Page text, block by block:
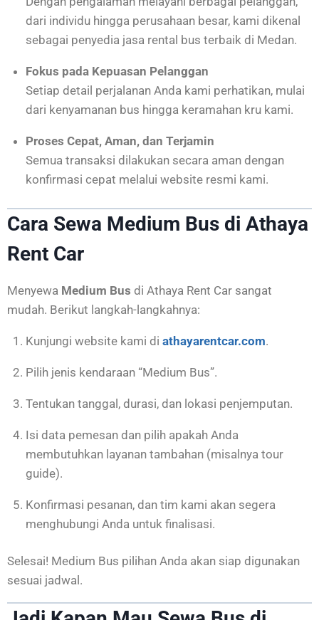
dari individu hingga perusahaan besar, kami dikenal
sebagai penyedia jasa rental bus terbaik di Medan.
Fokus pada Kepuasan Pelanggan
Setiap detail perjalanan Anda kami perhatikan, mulai
dari kenyamanan bus hingga keramahan kru kami.
Proses Cepat, Aman, dan Terjamin
Semua transaksi dilakukan secara aman dengan
konfirmasi cepat melalui website resmi kami.
Cara Sewa Medium Bus di Athaya
Rent Car
Menyewa Medium Bus di Athaya Rent Car sangat
mudah. Berikut langkah-langkahnya:
Kunjungi website kami di athayarentcar.com.
Pilih jenis kendaraan “Medium Bus”.
Tentukan tanggal, durasi, dan lokasi penjemputan.
Isi data pemesan dan pilih apakah Anda
membutuhkan layanan tambahan (misalnya tour
guide).
Konfirmasi pesanan, dan tim kami akan segera
menghubungi Anda untuk finalisasi.
Selesai! Medium Bus pilihan Anda akan siap digunakan
sesuai jadwal.